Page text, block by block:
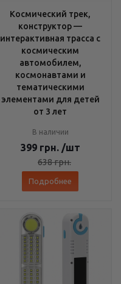
Космический трек,
конструктор —
интерактивная трасса с
космическим
автомобилем,
космонавтами и
тематическими
элементами для детей
от 3 лет
В наличии
399 грн. /шт
638грн.
Подробнее